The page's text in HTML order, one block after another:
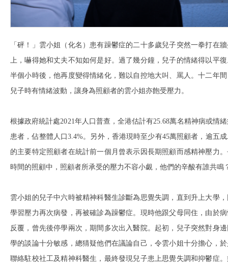
「砰！」雲小姐（化名）患有躁鬱症的二十多歲兒子突然一拳打在
上，嚇得她和丈夫不知如何是好。過了幾分鐘，兒子的情緒得以平
半個小時後，他再度變得情緒化，難以自控地大叫、罵人。十二年
兒子時有情緒波動，讓身為照顧者的雲小姐亦飽受壓力。
根據政府統計處2021年人口普查，全港估計有25.68萬名精神病或情
患者，佔整體人口3.4%。另外，香港現時至少有45萬照顧者，逾五
的主要特定照顧者在統計前一個月曾表示因長期照顧而感精神壓力
時間的照顧中，照顧者所承受的壓力不容小覷，他們的辛酸有誰共鳴
雲小姐的兒子中六時被精神科醫生診斷為思覺失調，直到升上大學
學習壓力再次病發，再被確診為躁鬱症。現時他跟父母同住，由於
反覆，曾先後停學兩次，期間多次出入醫院。起初，兒子突然對身
學的談論十分敏感，總猜疑他們在議論自己，令雲小姐十分擔心，
聯絡駐校社工及精神科醫生，最終發現兒子患上思覺失調和抑鬱症